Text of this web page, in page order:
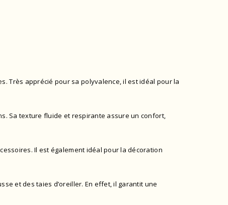
Très apprécié pour sa polyvalence, il est idéal pour la
Sa texture fluide et respirante assure un confort,
Il est également idéal pour la décoration
et des taies d’oreiller. En effet, il garantit une